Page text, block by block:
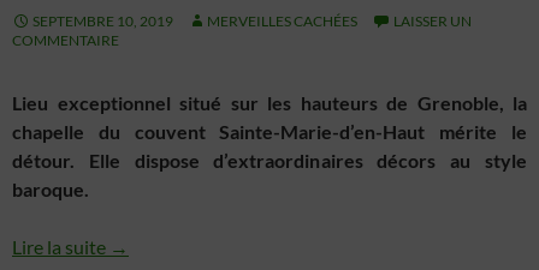
SEPTEMBRE 10, 2019 MERVEILLES CACHÉES
LAISSER UN
COMMENTAIRE
Lieu exceptionnel situé sur les hauteurs de Grenoble, la
chapelle du couvent Sainte-Marie-d’en-Haut mérite le
détour. Elle dispose d’extraordinaires décors au style
baroque.
Lire la suite →